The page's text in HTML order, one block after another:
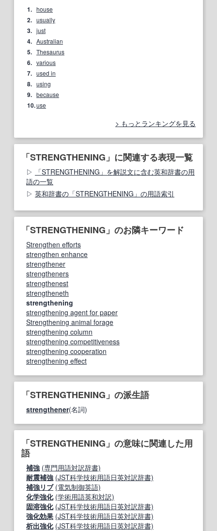
1. house
2. usually
3. just
4. Australian
5. Thesaurus
6. various
7. used in
8. using
9. because
10.use
もっとランキングを見る
「STRENGTHENING」に関連する表現一覧
「STRENGTHENING」を解説文に含む英和辞書の用
語の一覧
英和辞書の「STRENGTHENING」の用語索引
「STRENGTHENING」のお隣キーワード
Strengthen efforts
strengthen enhance
strengthener
strengtheners
strengthenest
strengtheneth
strengthening
strengthening agent for paper
Strengthening animal forage
strengthening column
strengthening competitiveness
strengthening cooperation
strengthening effect
「STRENGTHENING」の派生語
strengthener(名詞)
「STRENGTHENING」の意味に関連した用
語
補強 (専門用語対訳辞書)
耐震補強 (JST科学技術用語日英対訳辞書)
補強リブ (電気制御英語)
化学強化 (学術用語英和対訳)
固溶強化 (JST科学技術用語日英対訳辞書)
強化効果 (JST科学技術用語日英対訳辞書)
析出強化 (JST科学技術用語日英対訳辞書)